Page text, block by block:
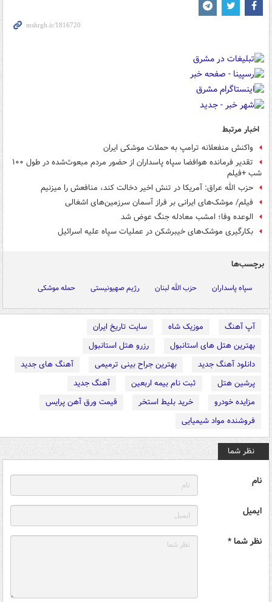
اخبار مرتبط
واکنش منفعلانه ترامپ به حملات موشکی ایران
تقدیر فرمانده هوافضا سپاه پاسداران از حضور مردم مبعوث‌شده در طول ۱۰۰
شب +فیلم
حزب الله عراق: آمریکا در تنش اخیر دخالت کند، منافعش را میزنیم
فیلم/ موشک‌های ایرانی بر فراز آسمان سرزمین‌های اشغالی
الوعده وفا؛ امشب معادله جنگ عوض شد
بکارگیری موشک‌های خیبرشکن در عملیات سپاه علیه اسرائیل
برچسب‌ها
سپاه پاسداران حزب الله لبنان رژیم صهیونیستی حمله موشکی
آپ آهنگ موزیک شاه
سایت تاریخ ایران
بهترین هتل های استانبول
رزرو هتل استانبول
دانلود آهنگ جدید
بهترین جراح بینی ترمیمی
آهنگ های جدید
پرشین هتل
ثبت نام بیمه اربعین
آهنگ جدید
مزایده خودرو
خرید بلیط استخر
قیمت ورق آهن پرایس
فروشنده مواد شیمیایی
نظر شما
نام
ایمیل
نظر شما *